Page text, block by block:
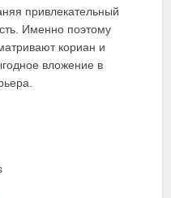
привлекательный
Именно поэтому
кориан и
вложение в